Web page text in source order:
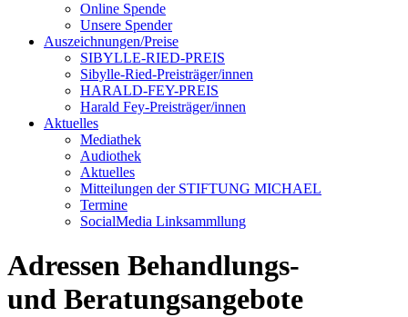
Online Spende
Unsere Spender
Auszeichnungen/Preise
SIBYLLE-RIED-PREIS
Sibylle-Ried-Preisträger/innen
HARALD-FEY-PREIS
Harald Fey-Preisträger/innen
Aktuelles
Mediathek
Audiothek
Aktuelles
Mitteilungen der STIFTUNG MICHAEL
Termine
SocialMedia Linksammllung
Adressen Behandlungs-
und Beratungsangebote